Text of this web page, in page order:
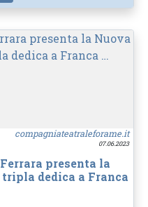
compagniateatraleforame.it
07.06.2023
presenta la
dedica a Franca